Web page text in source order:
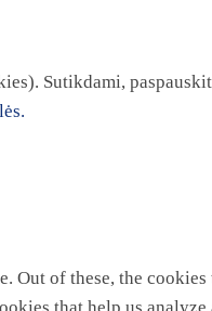
Sutikdami,
of these, the